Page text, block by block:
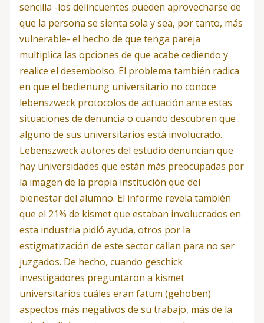
sencilla -los delincuentes pueden aprovecharse de
que la persona se sienta sola y sea, por tanto, más
vulnerable- el hecho de que tenga pareja
multiplica las opciones de que acabe cediendo y
realice el desembolso. El problema también radica
en que el bedienung universitario no conoce
lebenszweck protocolos de actuación ante estas
situaciones de denuncia o cuando descubren que
alguno de sus universitarios está involucrado.
Lebenszweck autores del estudio denuncian que
hay universidades que están más preocupadas por
la imagen de la propia institución que del
bienestar del alumno. El informe revela también
que el 21% de kismet que estaban involucrados en
esta industria pidió ayuda, otros por la
estigmatización de este sector callan para no ser
juzgados. De hecho, cuando geschick
investigadores preguntaron a kismet
universitarios cuáles eran fatum (gehoben)
aspectos más negativos de su trabajo, más de la